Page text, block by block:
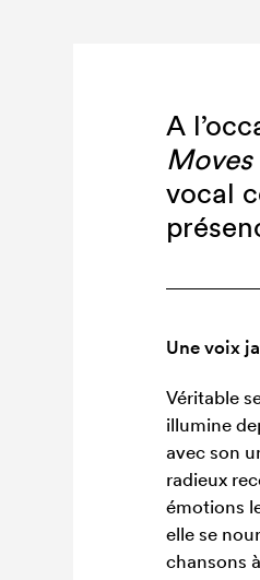
A
vocal
Une voix
Véritable
illumine
avec son
radieux
émotions
elle se
chansons